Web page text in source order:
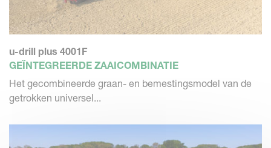
u-drill plus 4001F
GEÏNTEGREERDE ZAAICOMBINATIE
Het gecombineerde graan- en bemestingsmodel van de
getrokken universel...